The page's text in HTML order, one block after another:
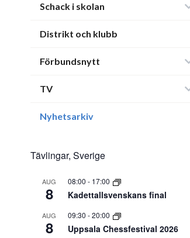
Schack i skolan
Distrikt och klubb
Förbundsnytt
TV
Nyhetsarkiv
Tävlingar, Sverige
AUG
8
08:00 - 17:00
Kadettallsvenskans final
AUG
8
09:30 -20:00
Uppsala Chessfestival 2026